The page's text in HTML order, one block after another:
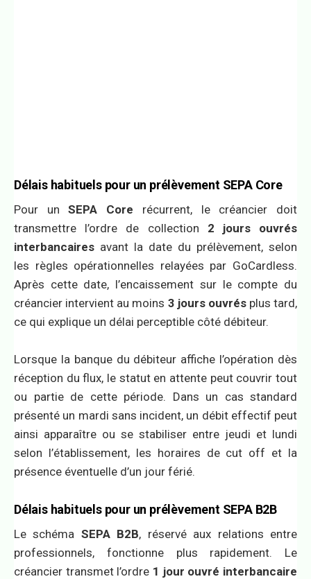
Délais habituels pour un prélèvement SEPA Core
Pour unSEPA Core récurrent, le créancier doit
transmettre l’ordre de collection 2 jours ouvrés
interbancaires avant la date du prélèvement, selon
les règles opérationnelles relayées par GoCardless.
Après cette date, l’encaissement sur le compte du
créancier intervient au moins 3 jours ouvrésplus tard,
ce qui explique un délai perceptible côté débiteur.
Lorsque la banque du débiteur affiche l’opération dès
réception du flux, le statut en attente peut couvrir tout
ou partie de cette période. Dans un cas standard
présenté un mardi sans incident, un débit effectif peut
ainsi apparaître ou se stabiliser entre jeudi et lundi
selon l’établissement, les horaires de cut off et la
présence éventuelle d’un jour férié.
Délais habituels pour un prélèvement SEPA B2B
Le schéma SEPA B2B, réservé aux relations entre
professionnels, fonctionne plus rapidement. Le
créancier transmet l’ordre 1 jour ouvré interbancaire